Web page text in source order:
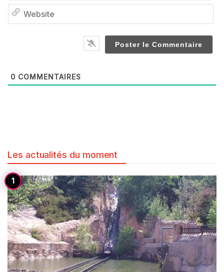
0 COMMENTAIRES
Les actualités du moment